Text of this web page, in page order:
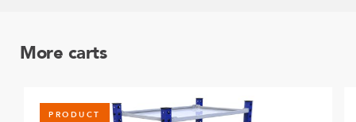
More carts
PRODUCT